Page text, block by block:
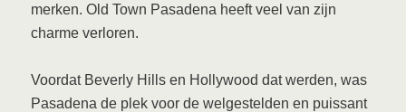
merken. Old Town Pasadena heeft veel van zijn
charme verloren.
Voordat Beverly Hills en Hollywood dat werden, was
Pasadena de plek voor de welgestelden en puissant